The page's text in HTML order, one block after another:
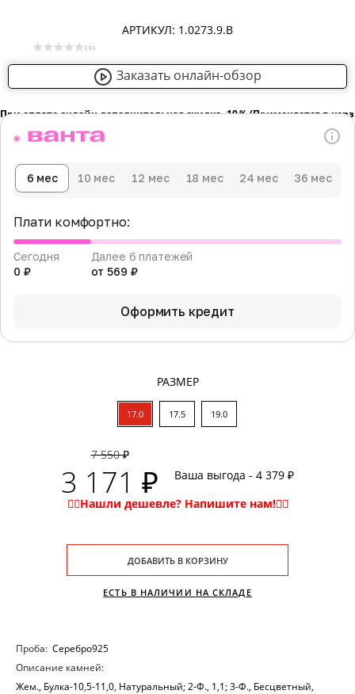
АРТИКУЛ: 1.0273.9.B
( 0 )
Заказать онлайн-обзор
При оплате онлайн дополнительная скидка -10％ (Применяется в
7 550 ₽
3 171 ₽ Ваша выгода - 4 379 ₽
6 мес 10 мес 12 мес 18 мес 24 мес 36 мес
Плати комфортно:
Сегодня
0 ₽
Далее 6 платежей
от 569 ₽
Оформить кредит
РАЗМЕР
17.0 17.5 19.0
ДОБАВИТЬ В КОРЗИНУ
ЕСТЬ В НАЛИЧИИ НА СКЛАДЕ
Проба: Серебро925
Описание камней:
Жем., Булка-10,5-11,0, Натуральный; 2-Ф., 1,1; 3-Ф., Бесцветный,